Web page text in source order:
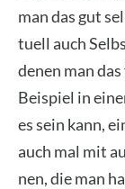
man das gut
tu­ell auch
denen man
Bei­spiel in
es sein kann,
auch mal mit
nen, die man